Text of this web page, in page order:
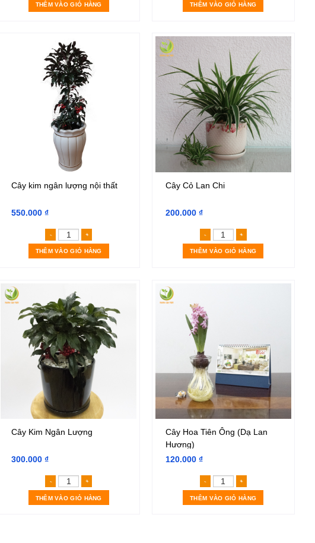
THÊM VÀO GIỎ HÀNG THÊM VÀO GIỎ HÀNG
thất số lượng
Cây kim ngân lượng nội thất
550.000 ₫
Cây kim ngân lượng nội thất số lượng
THÊM VÀO GIỎ HÀNG
Cây Cỏ Lan Chi
200.000₫
Cây Cỏ Lan Chi số
THÊM VÀO GIỎ HÀNG
lượng
Cây Kim Ngân Lượng
300.000 ₫
Cây Kim Ngân Lượng số lượng
THÊM VÀO GIỎ HÀNG
Cây Hoa Tiên Ông (Dạ Lan
Hương)
120.000₫
Cây Hoa Tiên Ông
THÊM VÀO GIỎ HÀNG